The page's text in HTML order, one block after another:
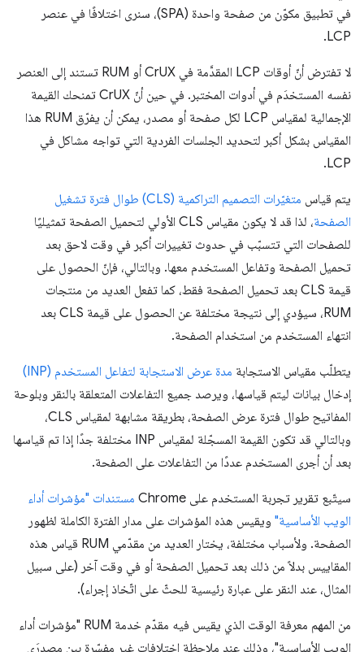
في تطبيق مكوّن من صفحة واحدة (SPA)، سنرى اختلافًا في عنصر
LCP.
لا تفترض أنّ أوقات LCP المقدَّمة في CrUX أو RUM تستند إلى العنصر
نفسه المستخدَم في أدوات المختبر. في حين أنّ CrUX تمنحك القيمة
الإجمالية لمقياس LCP لكل صفحة أو مصدر، يمكن أن يفرّق RUM هذا
المقياس بشكل أكبر لتحديد الجلسات الفردية التي تواجه مشاكل في
LCP.
يتم قياس متغيّرات التصميم التراكمية (CLS)
طوال فترة تشغيل
الصفحة
، لذا قد لا يكون مقياس CLS الأولي لتحميل الصفحة تمثيليًا
للصفحات التي تتسبّب في حدوث تغييرات أكبر في وقت لاحق بعد
تحميل الصفحة وتفاعل المستخدم معها. وبالتالي، فإنّ الحصول على
قيمة CLS بعد تحميل الصفحة فقط، كما تفعل العديد من منتجات
RUM، سيؤدي إلى نتيجة مختلفة عن الحصول على قيمة CLS بعد
انتهاء المستخدم من استخدام الصفحة.
يتطلّب مقياس الاستجابة مدة عرض الاستجابة لتفاعل المستخدم (INP)
إدخال بيانات ليتم قياسها، ويرصد جميع التفاعلات المتعلقة بالنقر وبلوحة
المفاتيح طوال فترة عرض الصفحة، بطريقة مشابهة لمقياس CLS،
وبالتالي قد تكون القيمة المسجّلة لمقياس INP مختلفة جدًا إذا تم قياسها
بعد أن أجرى المستخدم عددًا من التفاعلات على الصفحة.
سيتّبع تقرير تجربة المستخدم على Chrome
مستندات "مؤشرات أداء
الويب الأساسية" ويقيس هذه المؤشرات على مدار الفترة الكاملة لظهور
الصفحة. ولأسباب مختلفة، يختار العديد من مقدّمي RUM قياس هذه
المقاييس بدلاً من ذلك بعد تحميل الصفحة أو في وقت آخر (على سبيل
المثال، عند النقر على عبارة رئيسية للحثّ على اتّخاذ إجراء).
من المهم معرفة الوقت الذي يقيس فيه مقدّم خدمة RUM "مؤشرات أداء
الويب الأساسية"، وذلك عند ملاحظة اختلافات غير مفسّرة بين مصدرَي